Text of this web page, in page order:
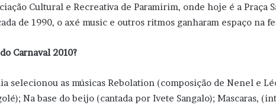
Cultural e Recreativa de Paramirim, onde hoje é a Praça
de 1990, o axé music e outros ritmos ganharam espaço na
Carnaval 2010?
selecionou as músicas Rebolation (composição de Nenel e
Na base do beijo (cantada por Ivete Sangalo); Mascaras,